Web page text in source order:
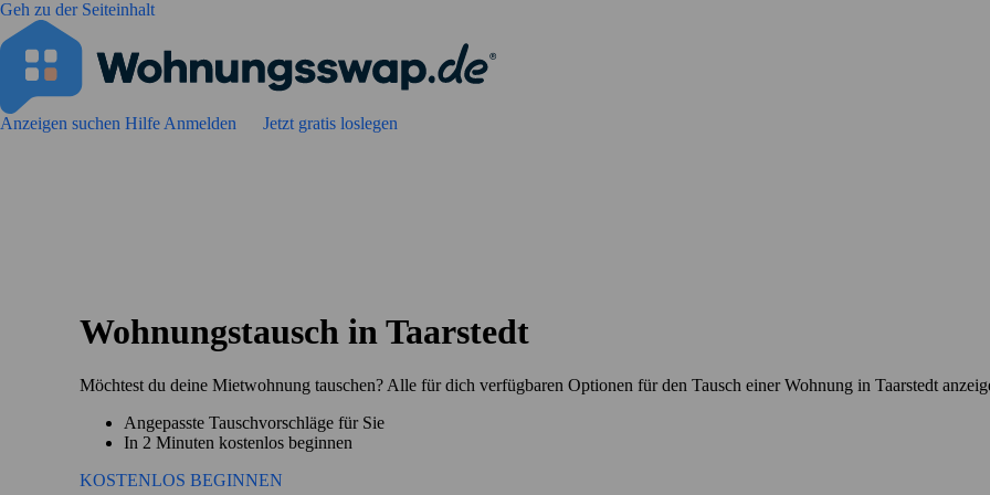
Geh zu der Seiteinhalt
Anzeigen suchen Hilfe Anmelden Jetzt gratis loslegen
Wohnungstausch in Taarstedt
Möchtest du deine Mietwohnung tauschen? Alle für dich verfügbaren Optionen für den Tausch einer Wohnung in Taarstedt
Angepasste Tauschvorschläge für Sie
In 2 Minuten kostenlos beginnen
KOSTENLOS BEGINNEN